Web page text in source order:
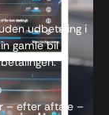
udbetaling i
gamle bil i
– efter aftale –